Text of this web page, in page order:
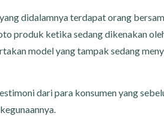
didalamnya terdapat orang
produk ketika sedang dikenakan
model yang tampak sedang
dari para konsumen yang